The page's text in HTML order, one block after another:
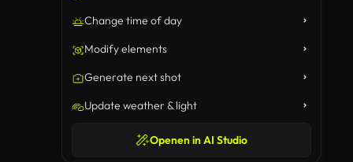
Change time of day
Modify elements
Generate next shot
Update weather & light
Openen in AI Studio